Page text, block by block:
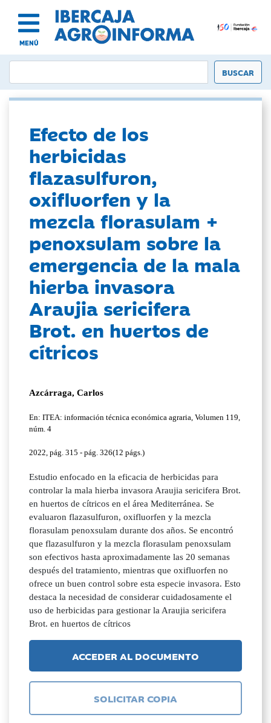
MENÚ
Efecto de los
herbicidas
flazasulfuron,
oxifluorfen y la
mezcla florasulam +
penoxsulam sobre la
emergencia de la mala
hierba invasora
Araujia sericifera
Brot. en huertos de
cítricos
Azcárraga, Carlos
En: ITEA: información técnica económica agraria, Volumen 119,
núm. 4
2022, pág. 315 - pág. 326(12 págs.)
Estudio enfocado en la eficacia de herbicidas para
controlar la mala hierba invasora Araujia sericifera Brot.
en huertos de cítricos en el área Mediterránea. Se
evaluaron flazasulfuron, oxifluorfen y la mezcla
florasulam penoxsulam durante dos años. Se encontró
que flazasulfuron y la mezcla florasulam penoxsulam
son efectivos hasta aproximadamente las 20 semanas
después del tratamiento, mientras que oxifluorfen no
ofrece un buen control sobre esta especie invasora. Esto
destaca la necesidad de considerar cuidadosamente el
uso de herbicidas para gestionar la Araujia sericifera
Brot. en huertos de cítricos
ACCEDER AL DOCUMENTO
SOLICITAR COPIA